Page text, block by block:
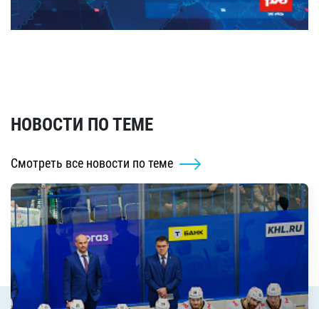
НОВОСТИ ПО ТЕМЕ
Смотреть все новости по теме